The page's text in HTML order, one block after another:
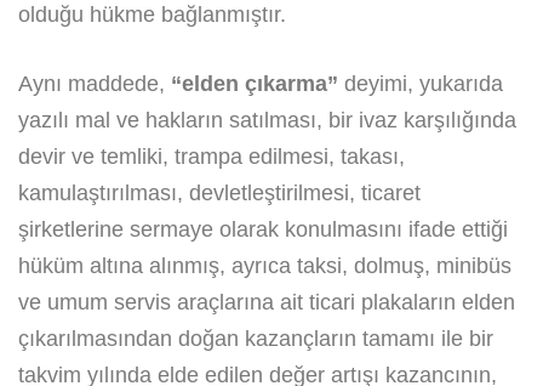
olduğu hükme bağlanmıştır.
Aynı maddede, “elden çıkarma” deyimi, yukarıda
yazılı mal ve hakların satılması, bir ivaz karşılığında
devir ve temliki, trampa edilmesi, takası,
kamulaştırılması, devletleştirilmesi, ticaret
şirketlerine sermaye olarak konulmasını ifade ettiği
hüküm altına alınmış, ayrıca taksi, dolmuş, minibüs
ve umum servis araçlarına ait ticari plakaların elden
çıkarılmasından doğan kazançların tamamı ile bir
takvim yılında elde edilen değer artışı kazancının,